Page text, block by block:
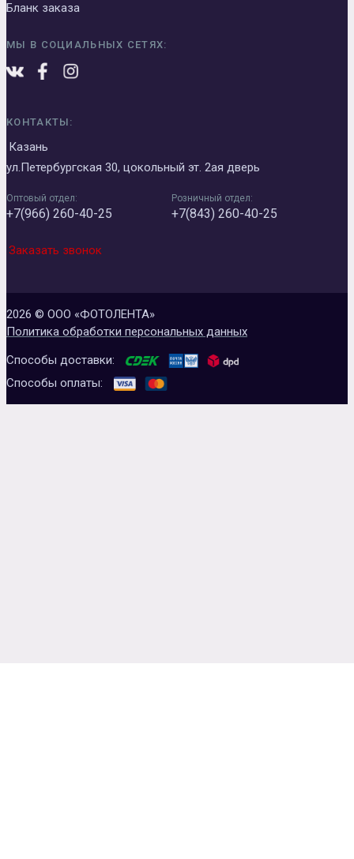
Бланк заказа
МЫ В СОЦИАЛЬНЫХ СЕТЯХ:
КОНТАКТЫ:
Казань
ул.Петербургская 30, цокольный эт. 2ая дверь
Оптовый отдел:
+7(966) 260-40-25
Розничный отдел:
+7(843) 260-40-25
Заказать звонок
2026 © ООО «ФОТОЛЕНТА»
Политика обработки персональных данных
Способы доставки:
Способы оплаты: